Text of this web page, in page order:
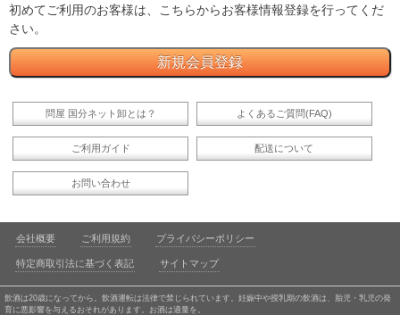
初めてご利用のお客様は、こちらからお客様情報登録を行ってくだ
さい。
問屋 国分ネット卸とは？ よくあるご質問(FAQ)
ご利用ガイド 配送について
お問い合わせ
会社概要 ご利用規約 プライバシーポリシー
特定商取引法に基づく表記 サイトマップ
飲酒は20歳になってから。飲酒運転は法律で禁じられています。妊娠中や授乳期の飲酒は、胎児・乳児の発
育に悪影響を与えるおそれがあります。お酒は適量を。